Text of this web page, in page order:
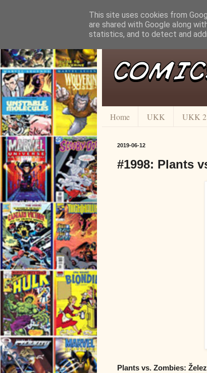
Home UKK UKK 2
2019-06-12
#1998: Plants
Plants vs. Zombies:
This site uses cookies from
are shared with Google along
statistics, and to detect and